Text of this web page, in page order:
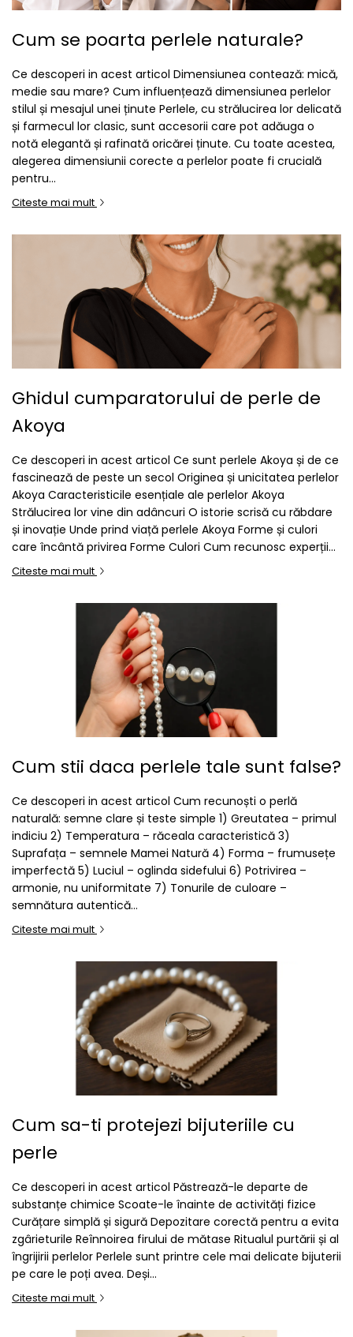
Cum se poarta perlele naturale?
Ce descoperi in acest articol Dimensiunea contează: mică,
medie sau mare? Cum influențează dimensiunea perlelor
stilul și mesajul unei ținute Perlele, cu strălucirea lor delicată
și farmecul lor clasic, sunt accesorii care pot adăuga o
notă elegantă și rafinată oricărei ținute. Cu toate acestea,
alegerea dimensiunii corecte a perlelor poate fi crucială
pentru...
Citeste mai mult
Ghidul cumparatorului de perle de
Akoya
Ce descoperi in acest articol Ce sunt perlele Akoya și de ce
fascinează de peste un secol Originea și unicitatea perlelor
Akoya Caracteristicile esențiale ale perlelor Akoya
Strălucirea lor vine din adâncuri O istorie scrisă cu răbdare
și inovație Unde prind viață perlele Akoya Forme și culori
care încântă privirea Forme Culori Cum recunosc experții...
Citeste mai mult
Cum stii daca perlele tale sunt false?
Ce descoperi in acest articol Cum recunoști o perlă
naturală: semne clare și teste simple 1) Greutatea – primul
indiciu 2) Temperatura – răceala caracteristică 3)
Suprafața – semnele Mamei Natură 4) Forma – frumusețe
imperfectă 5) Luciul – oglinda sidefului 6) Potrivirea –
armonie, nu uniformitate 7) Tonurile de culoare –
semnătura autentică...
Citeste mai mult
Cum sa-ti protejezi bijuteriile cu
perle
Ce descoperi in acest articol Păstrează-le departe de
substanțe chimice Scoate-le înainte de activități fizice
Curățare simplă și sigură Depozitare corectă pentru a evita
zgârieturile Reînnoirea firului de mătase Ritualul purtării și al
îngrijirii perlelor Perlele sunt printre cele mai delicate bijuterii
pe care le poți avea. Deși...
Citeste mai mult